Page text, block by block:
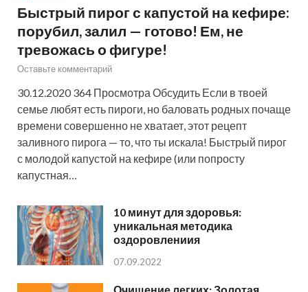
Быстрый пирог с капустой на кефире:
порубил, залил — готово! Ем, не
тревожась о фигуре!
Оставьте комментарий
30.12.2020 364 Просмотра Обсудить Если в твоей
семье любят есть пироги, но баловать родных почаще
времени совершенно не хватает, этот рецепт
заливного пирога — то, что ты искала! Быстрый пирог
с молодой капустой на кефире (или попросту
капустная…
10 минут для здоровья:
уникальная методика
оздоровлениия
07.09.2022
Очищение легких: Золотая